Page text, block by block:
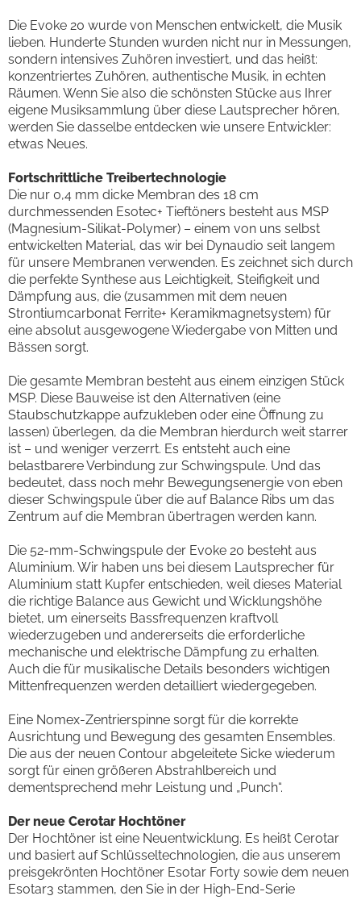
Die Evoke 20 wurde von Menschen entwickelt, die Musik
lieben. Hunderte Stunden wurden nicht nur in Messungen,
sondern intensives Zuhören investiert, und das heißt:
konzentriertes Zuhören, authentische Musik, in echten
Räumen. Wenn Sie also die schönsten Stücke aus Ihrer
eigene Musiksammlung über diese Lautsprecher hören,
werden Sie dasselbe entdecken wie unsere Entwickler:
etwas Neues.
Fortschrittliche Treibertechnologie
Die nur 0,4 mm dicke Membran des 18 cm
durchmessenden Esotec+ Tieftöners besteht aus MSP
(Magnesium-Silikat-Polymer) – einem von uns selbst
entwickelten Material, das wir bei Dynaudio seit langem
für unsere Membranen verwenden. Es zeichnet sich durch
die perfekte Synthese aus Leichtigkeit, Steifigkeit und
Dämpfung aus, die (zusammen mit dem neuen
Strontiumcarbonat Ferrite+ Keramikmagnetsystem) für
eine absolut ausgewogene Wiedergabe von Mitten und
Bässen sorgt.
Die gesamte Membran besteht aus einem einzigen Stück
MSP. Diese Bauweise ist den Alternativen (eine
Staubschutzkappe aufzukleben oder eine Öffnung zu
lassen) überlegen, da die Membran hierdurch weit starrer
ist – und weniger verzerrt. Es entsteht auch eine
belastbarere Verbindung zur Schwingspule. Und das
bedeutet, dass noch mehr Bewegungsenergie von eben
dieser Schwingspule über die auf Balance Ribs um das
Zentrum auf die Membran übertragen werden kann.
Die 52-mm-Schwingspule der Evoke 20 besteht aus
Aluminium. Wir haben uns bei diesem Lautsprecher für
Aluminium statt Kupfer entschieden, weil dieses Material
die richtige Balance aus Gewicht und Wicklungshöhe
bietet, um einerseits Bassfrequenzen kraftvoll
wiederzugeben und andererseits die erforderliche
mechanische und elektrische Dämpfung zu erhalten.
Auch die für musikalische Details besonders wichtigen
Mittenfrequenzen werden detailliert wiedergegeben.
Eine Nomex-Zentrierspinne sorgt für die korrekte
Ausrichtung und Bewegung des gesamten Ensembles.
Die aus der neuen Contour abgeleitete Sicke wiederum
sorgt für einen größeren Abstrahlbereich und
dementsprechend mehr Leistung und „Punch“.
Der neue Cerotar Hochtöner
Der Hochtöner ist eine Neuentwicklung. Es heißt Cerotar
und basiert auf Schlüsseltechnologien, die aus unserem
preisgekrönten Hochtöner Esotar Forty sowie dem neuen
Esotar3 stammen, den Sie in der High-End-Serie